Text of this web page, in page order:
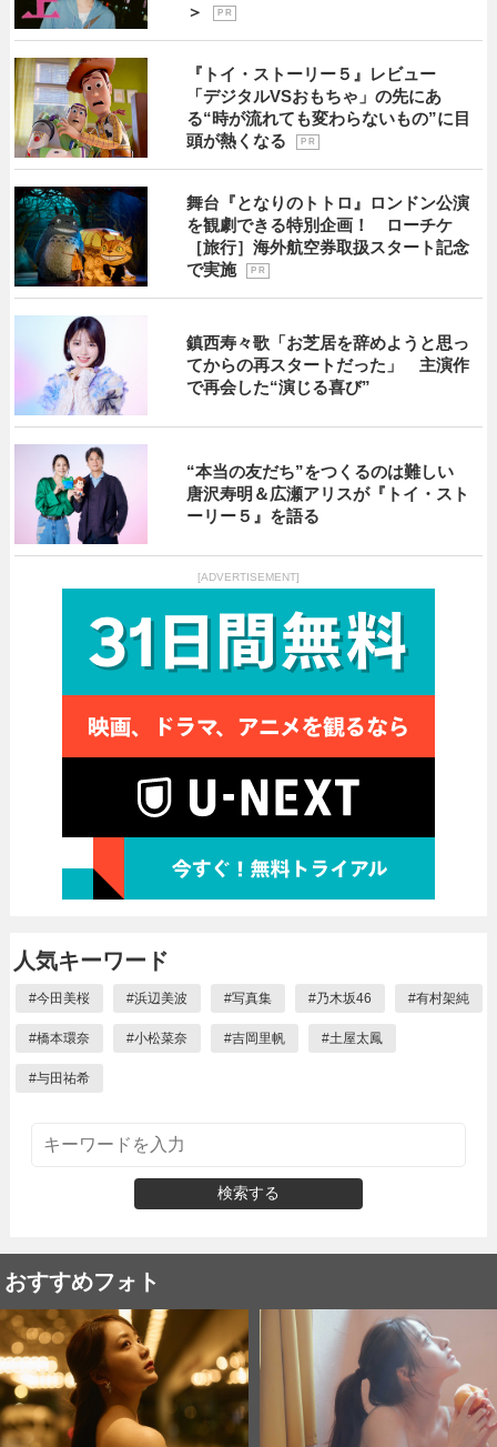
＞
P R
『トイ・ストーリー５』レビュー
「デジタルVSおもちゃ」の先にあ
る“時が流れても変わらないもの”に目
頭が熱くなる
P R
舞台『となりのトトロ』ロンドン公演
を観劇できる特別企画！ ローチケ
［旅行］海外航空券取扱スタート記念
で実施
P R
鎮西寿々歌「お芝居を辞めようと思っ
てからの再スタートだった」 主演作
で再会した“演じる喜び”
“本当の友だち”をつくるのは難しい
唐沢寿明＆広瀬アリスが『トイ・スト
ーリー５』を語る
[ADVERTISEMENT]
人気キーワード
#今田美桜 #浜辺美波 #写真集 #乃木坂46 #有村架純
#橋本環奈 #小松菜奈 #吉岡里帆 #土屋太鳳
#与田祐希
検索する
おすすめフォト